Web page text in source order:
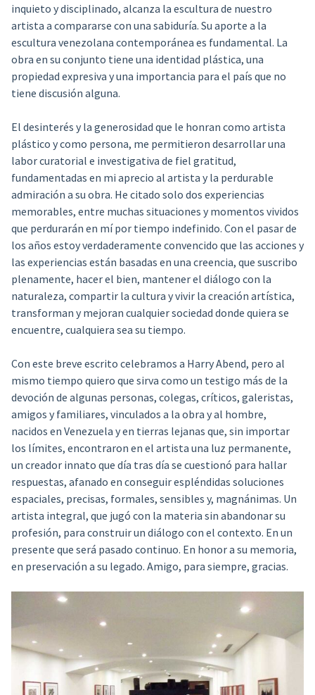
inquieto y disciplinado, alcanza la escultura de nuestro
artista a compararse con una sabiduría. Su aporte a la
escultura venezolana contemporánea es fundamental. La
obra en su conjunto tiene una identidad plástica, una
propiedad expresiva y una importancia para el país que no
tiene discusión alguna.
El desinterés y la generosidad que le honran como artista
plástico y como persona, me permitieron desarrollar una
labor curatorial e investigativa de fiel gratitud,
fundamentadas en mi aprecio al artista y la perdurable
admiración a su obra. He citado solo dos experiencias
memorables, entre muchas situaciones y momentos vividos
que perdurarán en mí por tiempo indefinido. Con el pasar de
los años estoy verdaderamente convencido que las acciones y
las experiencias están basadas en una creencia, que suscribo
plenamente, hacer el bien, mantener el diálogo con la
naturaleza, compartir la cultura y vivir la creación artística,
transforman y mejoran cualquier sociedad donde quiera se
encuentre, cualquiera sea su tiempo.
Con este breve escrito celebramos a Harry Abend, pero al
mismo tiempo quiero que sirva como un testigo más de la
devoción de algunas personas, colegas, críticos, galeristas,
amigos y familiares, vinculados a la obra y al hombre,
nacidos en Venezuela y en tierras lejanas que, sin importar
los límites, encontraron en el artista una luz permanente,
un creador innato que día tras día se cuestionó para hallar
respuestas, afanado en conseguir espléndidas soluciones
espaciales, precisas, formales, sensibles y, magnánimas. Un
artista integral, que jugó con la materia sin abandonar su
profesión, para construir un diálogo con el contexto. En un
presente que será pasado continuo. En honor a su memoria,
en preservación a su legado. Amigo, para siempre, gracias.